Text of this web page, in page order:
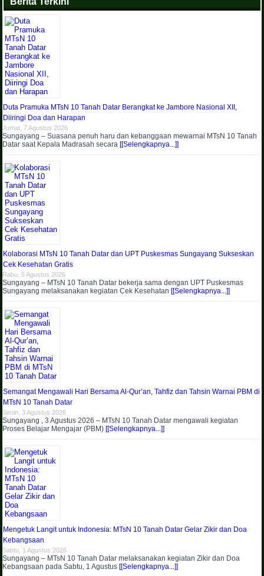
Duta Pramuka MTsN 10 Tanah Datar Berangkat ke Jambore Nasional XII,
Diiringi Doa dan Harapan
Jumat, 7 Agustus 2026
Sungayang – Suasana penuh haru dan kebanggaan mewarnai MTsN 10 Tanah
Datar saat Kepala Madrasah secara [[Selengkapnya...]]
Kolaborasi MTsN 10 Tanah Datar dan UPT Puskesmas Sungayang Sukseskan
Cek Kesehatan Gratis
Rabu, 5 Agustus 2026
Sungayang – MTsN 10 Tanah Datar bekerja sama dengan UPT Puskesmas
Sungayang melaksanakan kegiatan Cek Kesehatan [[Selengkapnya...]]
Semangat Mengawali Hari Bersama Al-Qur’an, Tahfiz dan Tahsin Warnai PBM di
MTsN 10 Tanah Datar
Senin, 3 Agustus 2026
Sungayang , 3 Agustus 2026 – MTsN 10 Tanah Datar mengawali kegiatan
Proses Belajar Mengajar (PBM) [[Selengkapnya...]]
Mengetuk Langit untuk Indonesia: MTsN 10 Tanah Datar Gelar Zikir dan Doa
Kebangsaan
Sabtu, 1 Agustus 2026
Sungayang – MTsN 10 Tanah Datar melaksanakan kegiatan Zikir dan Doa
Kebangsaan pada Sabtu, 1 Agustus [[Selengkapnya...]]